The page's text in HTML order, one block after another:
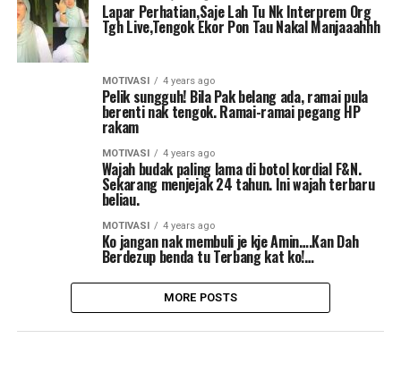
Lapar Perhatian,Saje Lah Tu Nk Interprem Org
Tgh Live,Tengok Ekor Pon Tau Nakal Manjaaahhh
MOTIVASI 4 years ago
Pelik sungguh! Bila Pak belang ada, ramai pula
berenti nak tengok. Ramai-ramai pegang HP
rakam
MOTIVASI 4 years ago
Wajah budak paling lama di botol kordial F&N.
Sekarang menjejak 24 tahun. Ini wajah terbaru
beliau.
MOTIVASI 4 years ago
Ko jangan nak membuli je kje Amin….Kan Dah
Berdezup benda tu Terbang kat ko!…
MORE POSTS